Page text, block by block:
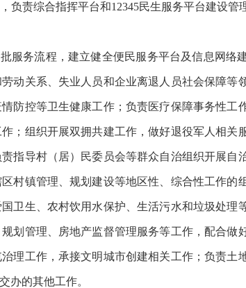
负责综合指挥平台和12345民生服务平台建设
服务流程，建立健全便民服务平台及信息网络
动关系、失业人员和企业离退人员社会保障等
防控等卫生健康工作；负责医疗保障事务性工
；组织开展双拥共建工作，做好退役军人相关
指导村（居）民委员会等群众自治组织开展自
村镇管理、规划建设等地区性、综合性工作的
卫生、农村饮用水保护、生活污水和垃圾处理
划管理、房地产监督管理服务等工作，配合做
理工作，承接文明城市创建相关工作；负责土
办的其他工作。